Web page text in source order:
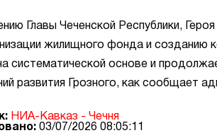
Главы Чеченской Республики,
жилищного фонда и созданию
систематической основе и
развития Грозного, как сообщает
НИА-Кавказ - Чечня
03/07/2026 08:05:11